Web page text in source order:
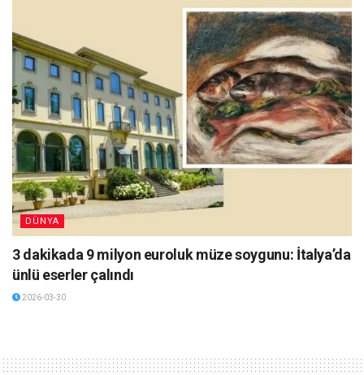
DÜNYA
3 dakikada 9 milyon euroluk müze soygunu: İtalya’da
ünlü eserler çalındı
2026-03-30